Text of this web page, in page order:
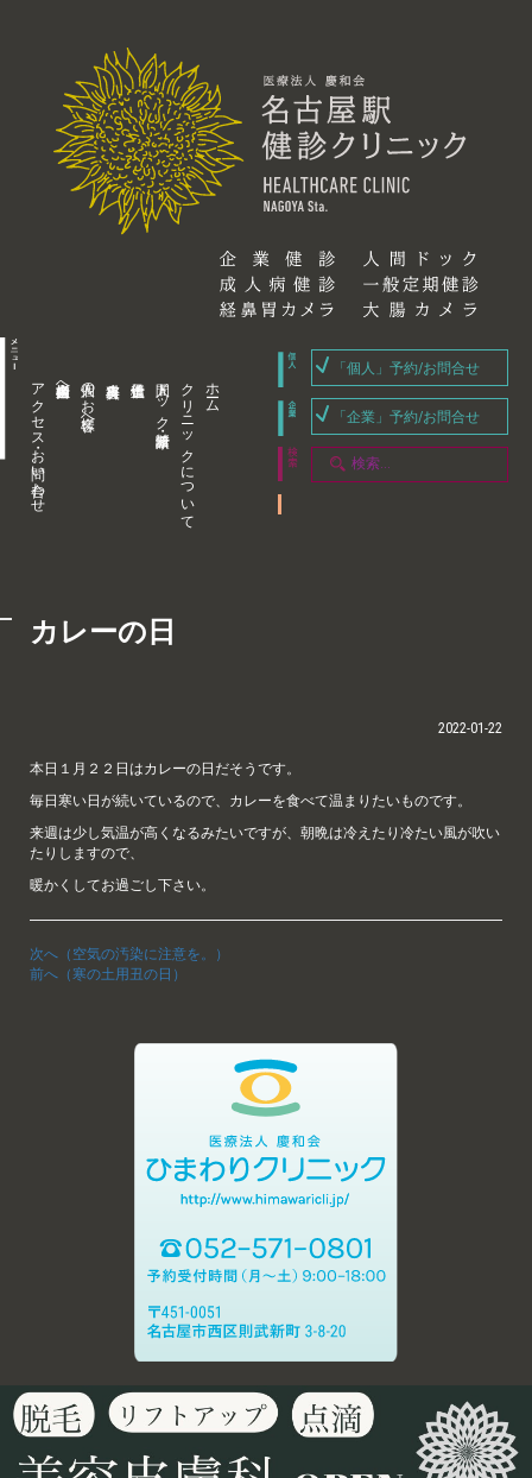
アクセス・お問い合わせ 企業内担当者様へ 個人のお客様へ 人間ドック・健康診断 クリニックについて ホーム
「個人」予約/お問合せ
「企業」予約/お問合せ
カレーの日
2022-01-22
本日１月２２日はカレーの日だそうです。
毎日寒い日が続いているので、カレーを食べて温まりたいものです。
来週は少し気温が高くなるみたいですが、朝晩は冷えたり冷たい風が吹い
たりしますので、
暖かくしてお過ごし下さい。
次へ（空気の汚染に注意を。）
前へ（寒の土用丑の日）